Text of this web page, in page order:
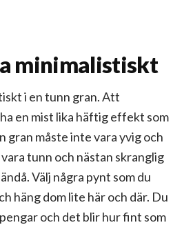
minimalistiskt
i en tunn gran. Att
en mist lika häftig effekt som
gran måste inte vara yvig och
tunn och nästan skranglig
Välj några pynt som du
häng dom lite här och där. Du
och det blir hur fint som